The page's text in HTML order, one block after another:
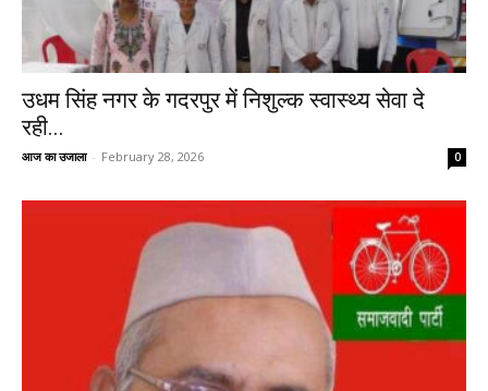
उधम सिंह नगर के गदरपुर में निशुल्क स्वास्थ्य सेवा दे
रही...
आज का उजाला - February 28, 2026 0